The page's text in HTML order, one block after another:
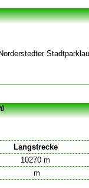
Langstrecke
10270 m
m